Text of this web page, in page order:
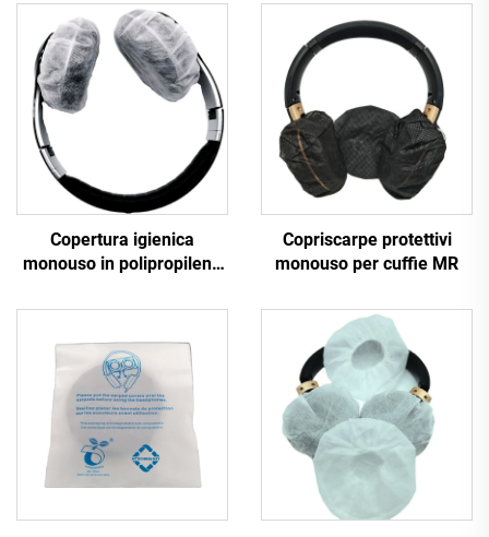
Copertura igienica
monouso in polipropilene
Copriscarpe protettivi
monouso per cuffie MR